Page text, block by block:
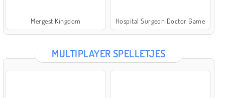
Mergest Kingdom Hospital Surgeon Doctor Game
MULTIPLAYER SPELLETJES